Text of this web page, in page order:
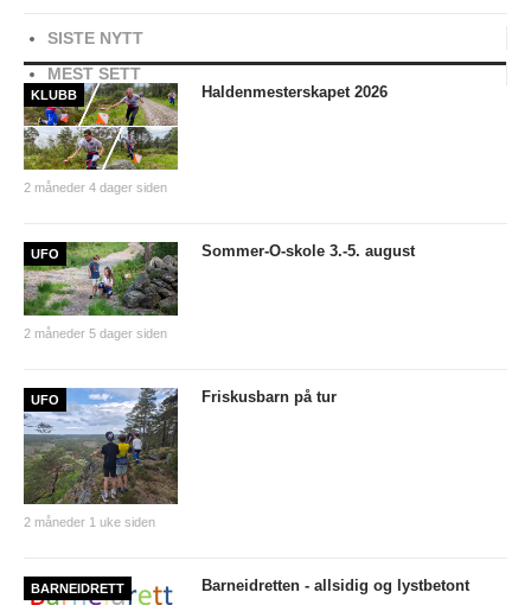
Nyheter
Presentasjon UFO
Ny på o-løp?
Nybegynnerkurs
Ny på o-løp?
Nyheter
Grenserittet
BARNEIDRETT
Påmeldingsskjema 2026/2027
SISTE NYTT
MEST SETT
KLUBB
2 måneder 4 dager siden
Haldenmesterskapet 2026
UFO
2 måneder 5 dager siden
Sommer-O-skole 3.-5. august
UFO
2 måneder 1 uke siden
Friskusbarn på tur
BARNEIDRETT Barneidretten - allsidig og lystbetont